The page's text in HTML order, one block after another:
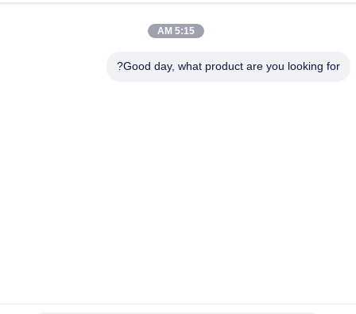
Zhongshan ، مقاطعة Guangdong ، الصين
هاتف
5:15 AM
Good day, what product are you looking for?